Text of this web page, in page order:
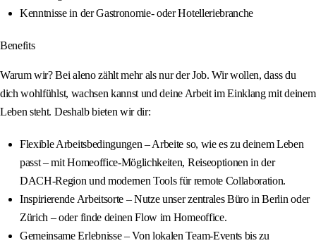
Kenntnisse in der Gastronomie‑ oder Hotelleriebranche
Benefits
Warum wir? Bei aleno zählt mehr als nur der Job. Wir wollen, dass du
dich wohlfühlst, wachsen kannst und deine Arbeit im Einklang mit deinem
Leben steht. Deshalb bieten wir dir:
Flexible Arbeitsbedingungen – Arbeite so, wie es zu deinem Leben
passt – mit Homeoffice‑Möglichkeiten, Reiseoptionen in der
DACH‑Region und modernen Tools für remote Collaboration.
Inspirierende Arbeitsorte – Nutze unser zentrales Büro in Berlin oder
Zürich – oder finde deinen Flow im Homeoffice.
Gemeinsame Erlebnisse – Von lokalen Team‑Events bis zu